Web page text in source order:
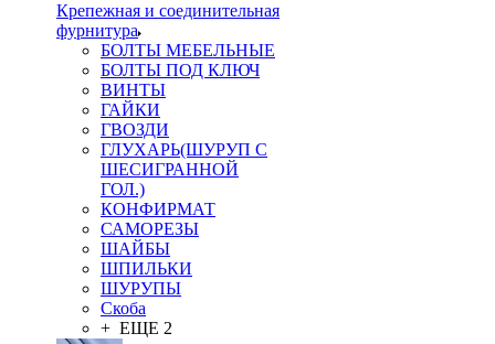
Крепежная и соединительная
фурнитура
БОЛТЫ МЕБЕЛЬНЫЕ
БОЛТЫ ПОД КЛЮЧ
ВИНТЫ
ГАЙКИ
ГВОЗДИ
ГЛУХАРЬ(ШУРУП С
ШЕСИГРАННОЙ
ГОЛ.)
КОНФИРМАТ
САМОРЕЗЫ
ШАЙБЫ
ШПИЛЬКИ
ШУРУПЫ
Скоба
+ ЕЩЕ 2